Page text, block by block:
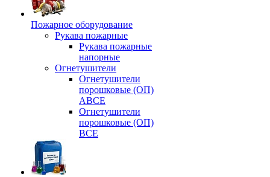
Пожарное оборудование
Рукава пожарные
Рукава пожарные
напорные
Огнетушители
Огнетушители
порошковые (ОП)
АВСЕ
Огнетушители
порошковые (ОП)
ВСЕ